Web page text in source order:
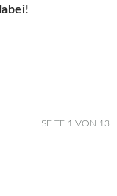
SEITE 1 VON 13